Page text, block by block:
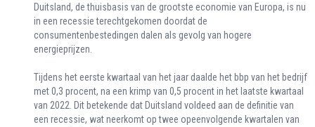
Duitsland, de thuisbasis van de grootste economie van Europa, is nu
in een recessie terechtgekomen doordat de
consumentenbestedingen dalen als gevolg van hogere
energieprijzen.
Tijdens het eerste kwartaal van het jaar daalde het bbp van het bedrijf
met 0,3 procent, na een krimp van 0,5 procent in het laatste kwartaal
van 2022. Dit betekende dat Duitsland voldeed aan de definitie van
een recessie, wat neerkomt op twee opeenvolgende kwartalen van